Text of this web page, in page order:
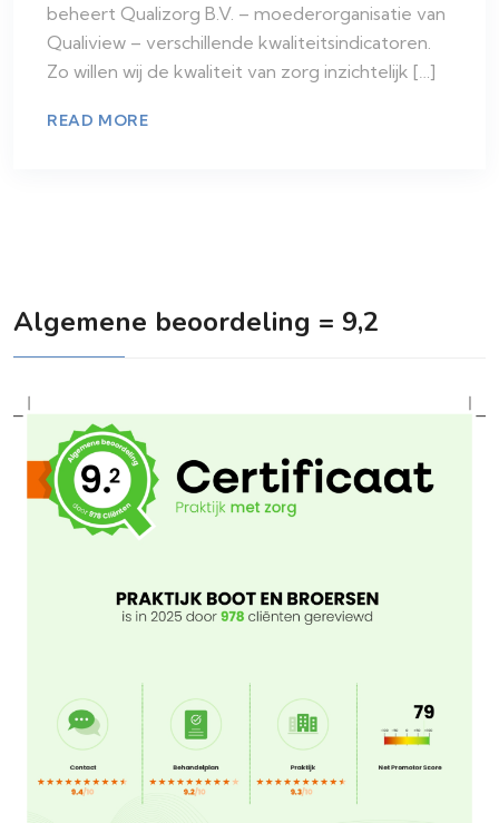
beheert Qualizorg B.V. – moederorganisatie van
Qualiview – verschillende kwaliteitsindicatoren.
Zo willen wij de kwaliteit van zorg inzichtelijk […]
READ MORE
Algemene beoordeling = 9,2